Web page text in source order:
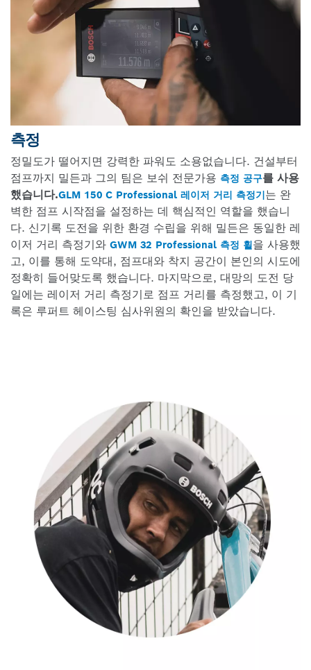
측정
정밀도가 떨어지면 강력한 파워도 소용없습니다. 건설부터
점프까지 밀든과 그의 팀은 보쉬 전문가용 측정 공구를 사용
했습니다.GLM 150 C Professional 레이저 거리 측정기는 완
벽한 점프 시작점을 설정하는 데 핵심적인 역할을 했습니
다. 신기록 도전을 위한 환경 수립을 위해 밀든은 동일한 레
이저 거리 측정기와 GWM 32 Professional 측정 휠을 사용했
고, 이를 통해 도약대, 점프대와 착지 공간이 본인의 시도에
정확히 들어맞도록 했습니다. 마지막으로, 대망의 도전 당
일에는 레이저 거리 측정기로 점프 거리를 측정했고, 이 기
록은 루퍼트 헤이스팅 심사위원의 확인을 받았습니다.